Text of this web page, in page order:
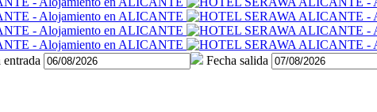
entrada Fecha salida